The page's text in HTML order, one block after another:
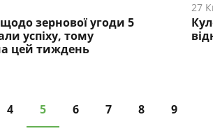
зернової угоди 5
успіху, тому
цей тиждень
27
4 5 6 7 8 9